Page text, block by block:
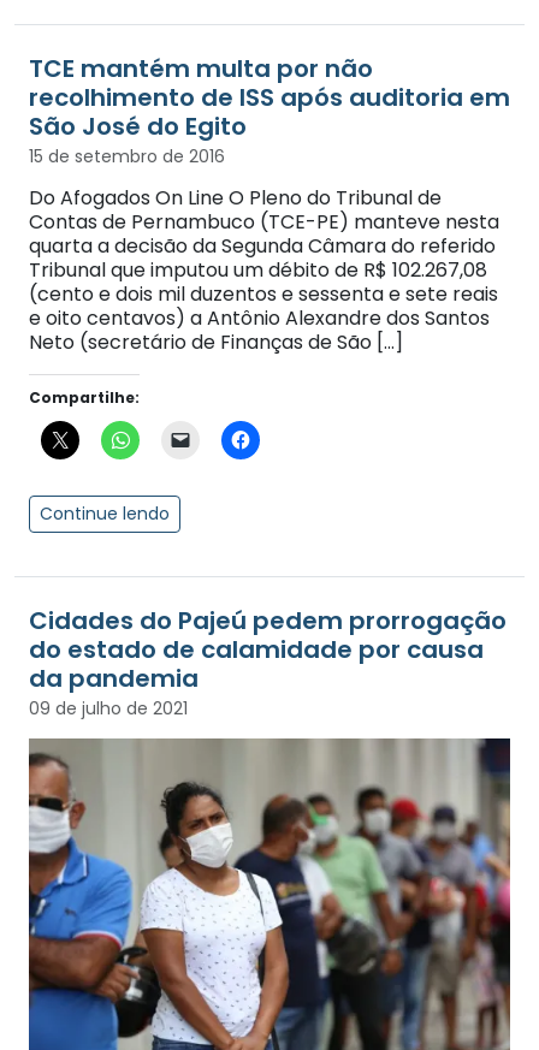
TCE mantém multa por não
recolhimento de ISS após auditoria em
São José do Egito
15 de setembro de 2016
Do Afogados On Line O Pleno do Tribunal de
Contas de Pernambuco (TCE-PE) manteve nesta
quarta a decisão da Segunda Câmara do referido
Tribunal que imputou um débito de R$ 102.267,08
(cento e dois mil duzentos e sessenta e sete reais
e oito centavos) a Antônio Alexandre dos Santos
Neto (secretário de Finanças de São […]
Compartilhe:
Continue lendo
Cidades do Pajeú pedem prorrogação
do estado de calamidade por causa
da pandemia
09 de julho de 2021